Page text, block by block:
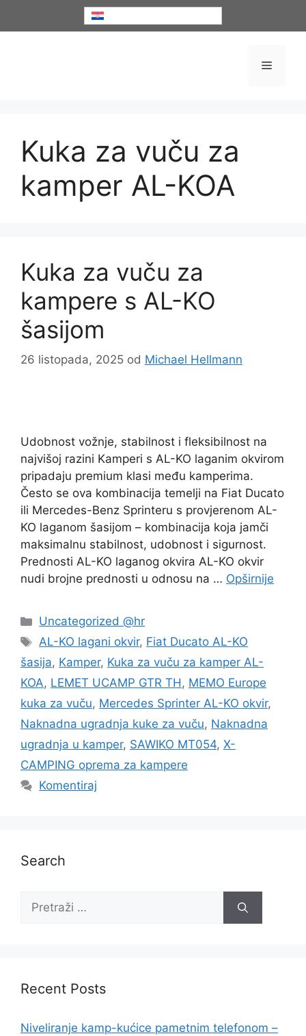
Kuka za vuču za
kamper AL-KOA
Kuka za vuču za
kampere s AL-KO
šasijom
26 listopada, 2025 od Michael Hellmann
Udobnost vožnje, stabilnost i fleksibilnost na
najvišoj razini Kamperi s AL-KO laganim okvirom
pripadaju premium klasi među kamperima.
Često se ova kombinacija temelji na Fiat Ducato
ili Mercedes-Benz Sprinteru s provjerenom AL-
KO laganom šasijom – kombinacija koja jamči
maksimalnu stabilnost, udobnost i sigurnost.
Prednosti AL-KO laganog okvira AL-KO okvir
nudi brojne prednosti u odnosu na … Opširnije
Kategorije
Uncategorized @hr
Oznake
AL-KO lagani okvir, Fiat Ducato AL-KO
šasija, Kamper, Kuka za vuču za kamper AL-
KOA, LEMET UCAMP GTR TH, MEMO Europe
kuka za vuču, Mercedes Sprinter AL-KO okvir,
Naknadna ugradnja kuke za vuču, Naknadna
ugradnja u kamper, SAWIKO MT054, X-
CAMPING oprema za kampere
Komentiraj
Search
Pretraži:
Recent Posts
Niveliranje kamp-kućice pametnim telefonom –